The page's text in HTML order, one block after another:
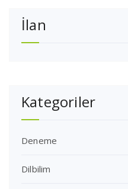
İlan
Kategoriler
Deneme
Dilbilim